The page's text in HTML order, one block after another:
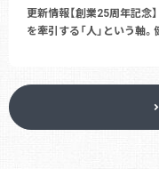
更新情報【創業25周年記念
を牽引する「人」という軸